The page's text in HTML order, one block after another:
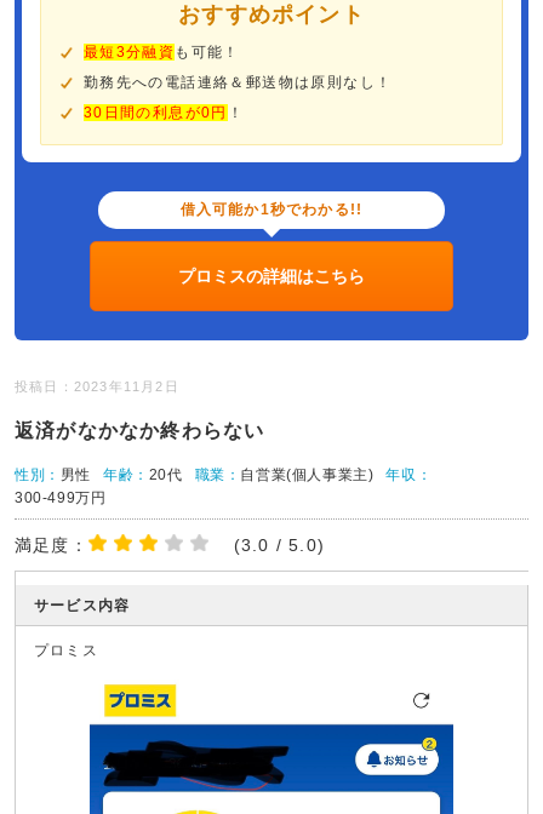
おすすめポイント
最短3分融資 も可能！
勤務先への電話連絡＆郵送物は原則なし！
30日間の利息が0円
！
借入可能か1秒でわかる!!
プロミスの詳細はこちら
投稿日：2023年11月2日
返済がなかなか終わらない
性別： 男性 年齢： 20代 職業： 自営業(個人事業主)
年収：
300-499万円
満足度： (3.0 / 5.0)
サービス内容
プロミス